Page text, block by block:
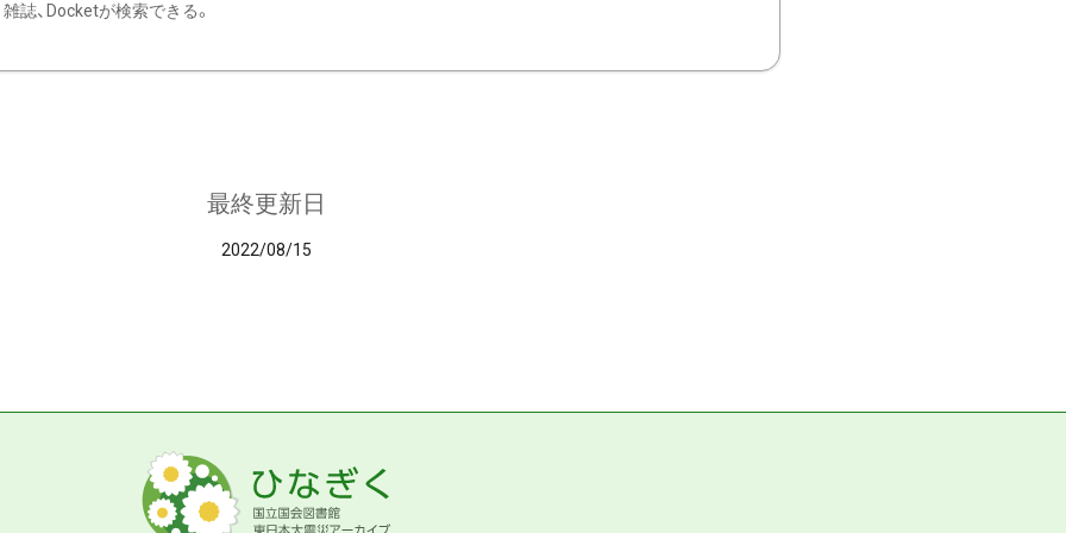
雑誌、Docketが検索できる。
最終更新日
2022/08/15